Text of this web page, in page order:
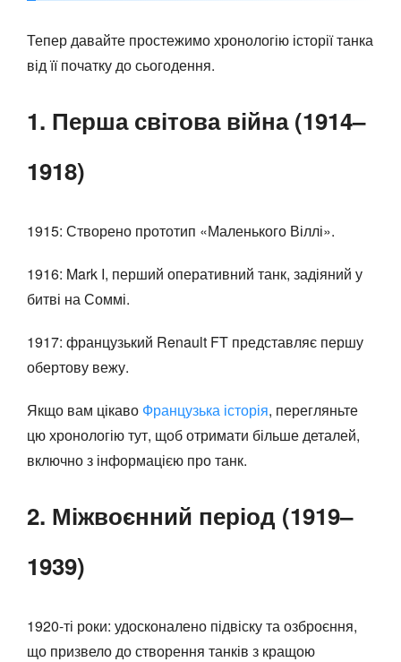
Тепер давайте простежимо хронологію історії танка
від її початку до сьогодення.
1. Перша світова війна (1914–
1918)
1915: Створено прототип «Маленького Віллі».
1916: Mark I, перший оперативний танк, задіяний у
битві на Соммі.
1917: французький Renault FT представляє першу
обертову вежу.
Якщо вам цікаво Французька історія, перегляньте
цю хронологію тут, щоб отримати більше деталей,
включно з інформацією про танк.
2. Міжвоєнний період (1919–
1939)
1920-ті роки: удосконалено підвіску та озброєння,
що призвело до створення танків з кращою